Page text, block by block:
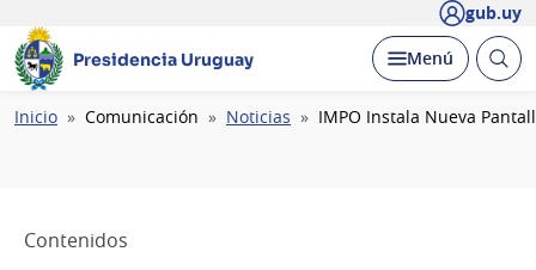
gub.uy
Presidencia Uruguay Desplegar
Menú Abrir
Ruta
Inicio Comunicación Noticias IMPO Instala Nueva
Contenidos